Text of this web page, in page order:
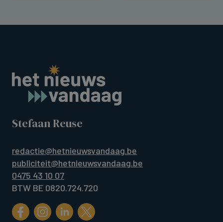
Stefaan Reuse
redactie@hetnieuwsvandaag.be
publiciteit@hetnieuwsvandaag.be
0475 43 10 07
BTW BE 0820.724.720